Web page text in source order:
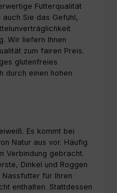
Futterqualität
Sie das Gefühl,
Wir liefern Ihnen
zum fairen Preis.
glutenfreies
durch einen hohen
Es kommt bei
Natur aus vor. Häufig
Verbindung gebracht.
Dinkel und Roggen
Nassfutter für Ihren
enthalten. Stattdessen